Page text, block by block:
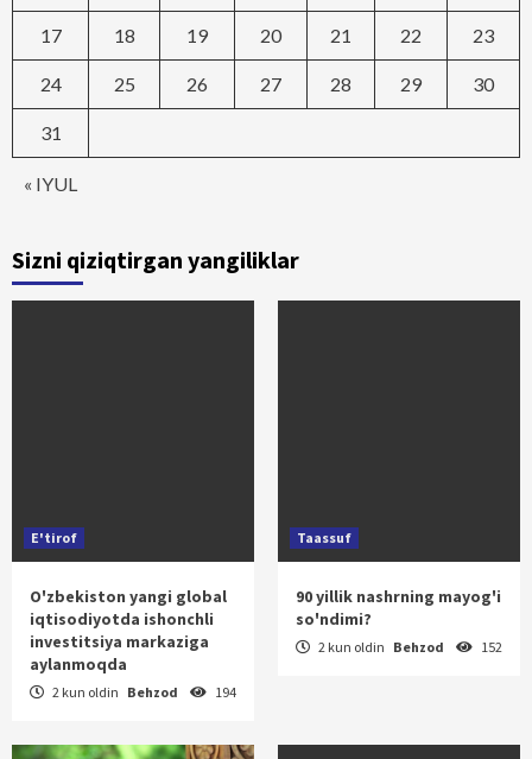
« IYUL
17 18 19 20 21 22 23
24 25 26 27 28 29 30
31
Sizni qiziqtirgan yangiliklar
E'tirof
O'zbekiston yangi global
iqtisodiyotda ishonchli
investitsiya markaziga
aylanmoqda
2 kun oldin Behzod 194
Taassuf
90 yillik nashrning mayog'i
so'ndimi?
2 kun oldin Behzod 152